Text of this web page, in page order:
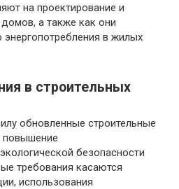
на проектирование и
а также как они
в жилых
в строительных
обновленные строительные
повышение
безопасности
требования касаются
использования